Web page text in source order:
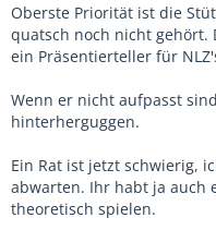
Oberste Priorität ist die
quatsch noch nicht gehört.
ein Präsentierteller für
Wenn er nicht aufpasst
hinterherguggen.
Ein Rat ist jetzt schwierig,
abwarten. Ihr habt ja auch
theoretisch spielen.